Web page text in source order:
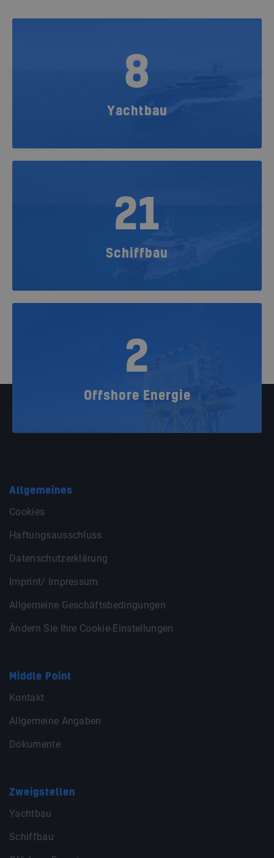
8
Yachtbau
21
Schiffbau
2
Offshore Energie
Allgemeines
Cookies
Haftungsausschluss
Datenschutzerklärung
Imprint/ Impressum
Allgemeine Geschäftsbedingungen
Ändern Sie Ihre Cookie-Einstellungen
Middle Point
Kontakt
Allgemeine Angaben
Dokumente
Zweigstellen
Yachtbau
Schiffbau